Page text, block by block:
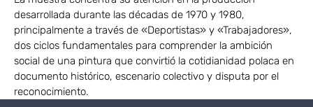
desarrollada durante las décadas de 1970 y 1980,
principalmente a través de «Deportistas» y «Trabajadores»,
dos ciclos fundamentales para comprender la ambición
social de una pintura que convirtió la cotidianidad polaca en
documento histórico, escenario colectivo y disputa por el
reconocimiento.